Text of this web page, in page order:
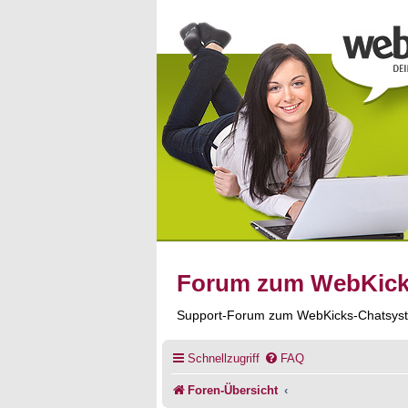
Forum zum
Support-Forum zum WebKicks-
Schnellzugriff FAQ
Foren-Übersicht